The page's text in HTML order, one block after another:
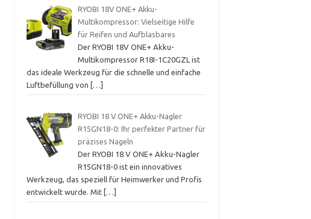
RYOBI 18V ONE+ Akku-
Multikompressor: Vielseitige Hilfe
für Reifen und Aufblasbares
Der RYOBI 18V ONE+ Akku-
Multikompressor R18I-1C20GZL ist
das ideale Werkzeug für die schnelle und einfache
Luftbefüllung von
[…]
RYOBI 18 V ONE+ Akku-Nagler
R15GN18-0: Ihr perfekter Partner für
präzises Nageln
Der RYOBI 18 V ONE+ Akku-Nagler
R15GN18-0 ist ein innovatives
Werkzeug, das speziell für Heimwerker und Profis
entwickelt wurde. Mit […]